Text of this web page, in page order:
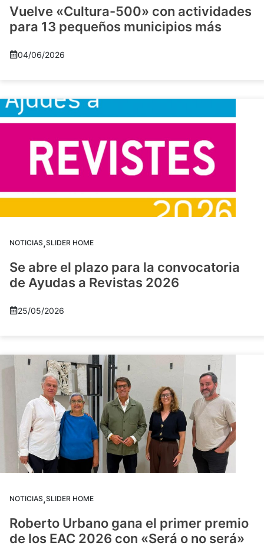
Vuelve «Cultura-500» con actividades
para 13 pequeños municipios más
04/06/2026
NOTICIAS,SLIDER HOME
Se abre el plazo para la convocatoria
de Ayudas a Revistas 2026
25/05/2026
NOTICIAS,SLIDER HOME
Roberto Urbano gana el primer premio
de los EAC 2026 con «Será o no será»